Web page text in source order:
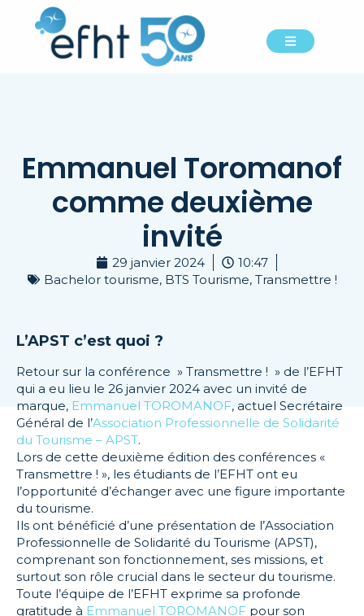
Emmanuel Toromanof
comme deuxième
invité
29 janvier 2024
10:47
Bachelor tourisme, BTS Tourisme, Transmettre !
L’APST c’est quoi ?
Retour sur la conférence » Transmettre ! » de l’EFHT
qui a eu lieu le 26 janvier 2024 avec un invité de
marque, Emmanuel TOROMANOF, actuel Secrétaire
Général de l’Association Professionnelle de Solidarité
du Tourisme – APST.
Lors de cette deuxième édition des conférences «
Transmettre ! », les étudiants de l’EFHT ont eu
l’opportunité d’échanger avec une figure importante
du tourisme.
Ils ont bénéficié d’une présentation de l’Association
Professionnelle de Solidarité du Tourisme (APST),
comprenant son fonctionnement, ses missions, et
surtout son rôle crucial dans le secteur du tourisme.
Toute l’équipe de l’EFHT exprime sa profonde
gratitude à Emmanuel TOROMANOF pour son